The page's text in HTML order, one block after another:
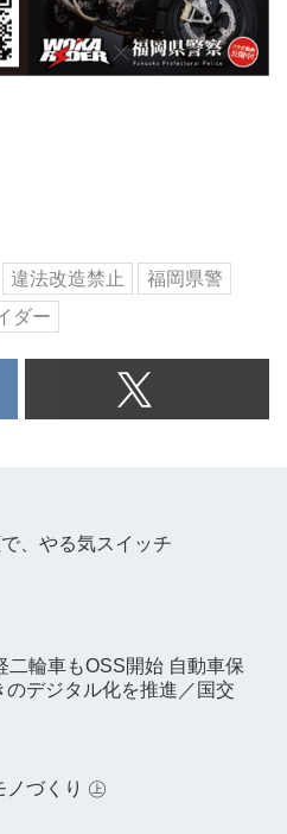
違法改造禁止
福岡県警
ダー
、やる気スイッチ
二輪車もOSS開始 自動車保
のデジタル化を推進／国交
ノづくり ㊤